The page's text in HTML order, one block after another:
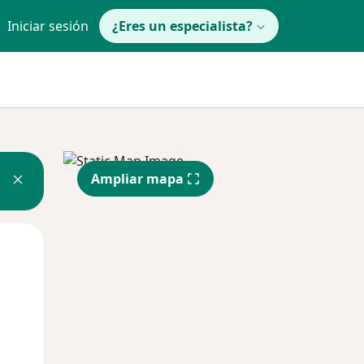
Iniciar sesión ¿Eres un especialista?
Ampliar mapa